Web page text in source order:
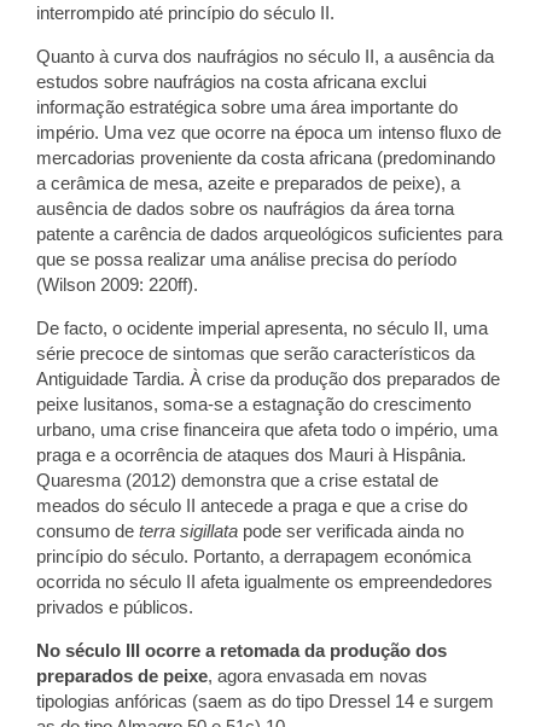
interrompido até princípio do século II.
Quanto à curva dos naufrágios no século II, a ausência da
estudos sobre naufrágios na costa africana exclui
informação estratégica sobre uma área importante do
império. Uma vez que ocorre na época um intenso fluxo de
mercadorias proveniente da costa africana (predominando
a cerâmica de mesa, azeite e preparados de peixe), a
ausência de dados sobre os naufrágios da área torna
patente a carência de dados arqueológicos suficientes para
que se possa realizar uma análise precisa do período
(Wilson 2009: 220ff).
De facto, o ocidente imperial apresenta, no século II, uma
série precoce de sintomas que serão característicos da
Antiguidade Tardia. À crise da produção dos preparados de
peixe lusitanos, soma-se a estagnação do crescimento
urbano, uma crise financeira que afeta todo o império, uma
praga e a ocorrência de ataques dos Mauri à Hispânia.
Quaresma (2012) demonstra que a crise estatal de
meados do século II antecede a praga e que a crise do
consumo de terra sigillata pode ser verificada ainda no
princípio do século. Portanto, a derrapagem económica
ocorrida no século II afeta igualmente os empreendedores
privados e públicos.
No século III ocorre a retomada da produção dos
preparados de peixe, agora envasada em novas
tipologias anfóricas (saem as do tipo Dressel 14 e surgem